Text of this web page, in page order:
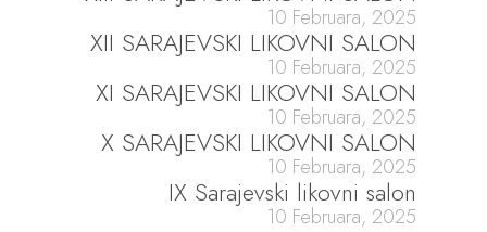
10 Februara, 2025
XII SARAJEVSKI LIKOVNI SALON
10 Februara, 2025
XI SARAJEVSKI LIKOVNI SALON
10 Februara, 2025
X SARAJEVSKI LIKOVNI SALON
10 Februara, 2025
IX Sarajevski likovni salon
10 Februara, 2025